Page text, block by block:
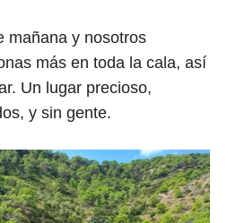
mañana y nosotros
más en toda la cala, así
Un lugar precioso,
y sin gente.